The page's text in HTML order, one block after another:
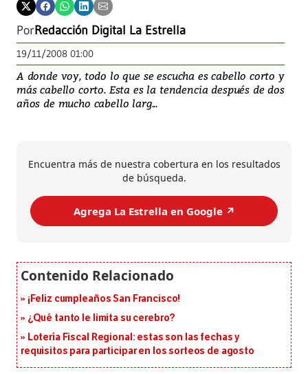
PorRedacción Digital La Estrella
19/11/2008 01:00
A donde voy, todo lo que se escucha es cabello corto y
más cabello corto. Esta es la tendencia después de dos
años de mucho cabello larg...
Encuentra más de nuestra cobertura en los resultados
de búsqueda.
Agrega La Estrella en Google ↗️
¡Feliz cumpleaños San Francisco!
¿Qué tanto le limita su cerebro?
Lotería Fiscal Regional: estas son las fechas y
requisitos para participar en los sorteos de agosto